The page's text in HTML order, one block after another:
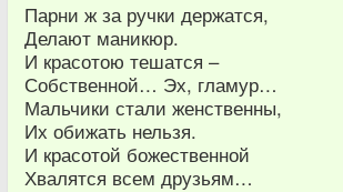
Парни ж за ручки держатся,
Делают маникюр.
И красотою тешатся –
Собственной… Эх, гламур…
Мальчики стали женственны,
Их обижать нельзя.
И красотой божественной
Хвалятся всем друзьям…